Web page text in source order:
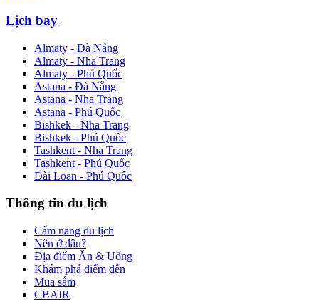
Lịch bay
Almaty - Đà Nẵng
Almaty - Nha Trang
Almaty - Phú Quốc
Astana - Đà Nẵng
Astana - Nha Trang
Astana - Phú Quốc
Bishkek - Nha Trang
Bishkek - Phú Quốc
Tashkent - Nha Trang
Tashkent - Phú Quốc
Đài Loan - Phú Quốc
Thông tin du lịch
Cẩm nang du lịch
Nên ở đâu?
Địa điểm Ăn & Uống
Khám phá điểm đến
Mua sắm
CBAIR